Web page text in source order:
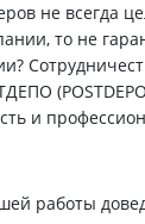
не всегда
то не
и
работы